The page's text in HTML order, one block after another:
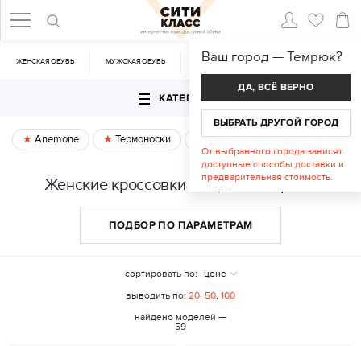
ЖЕНСКАЯ ОБУВЬ МУЖСКАЯ ОБУВЬ CУМКИ АКСЕССУАРЫ
КАТЕГОРИИ
Anemone Термоноски Спецпредложение
Женские кроссовки и кеды в Темрюке
ПОДБОР ПО ПАРАМЕТРАМ
сортировать по:
цене
выводить по: 20, 50, 100
найдено моделей —
59
Ваш город — Темрюк?
ДА, ВСЁ ВЕРНО
ВЫБРАТЬ ДРУГОЙ ГОРОД
От выбранного города зависят
доступные способы доставки и
предварительная стоимость.